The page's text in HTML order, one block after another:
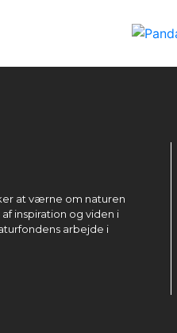
at værne om naturen
inspiration og viden i
arbejde i